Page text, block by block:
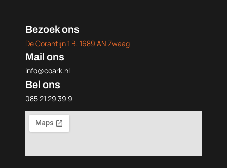
Bezoek ons
De Corantijn 1 B, 1689 AN Zwaag
Mail ons
info@coark.nl
Bel ons
085 21 29 39 9